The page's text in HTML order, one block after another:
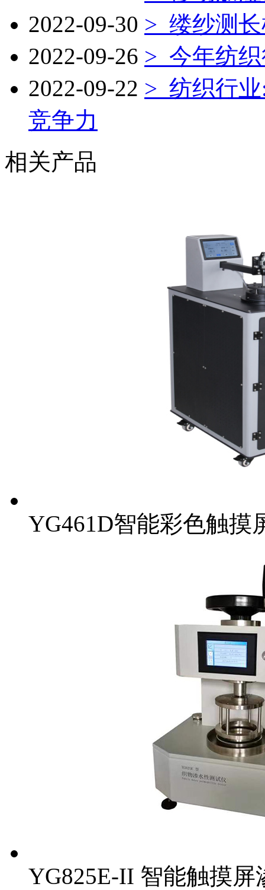
2022-09-30 > 缕纱测
2022-09-26 > 今年纺
2022-09-22 > 纺织行
竞争力
相关产品
YG461D智能彩色触摸
YG825E-II 智能触摸